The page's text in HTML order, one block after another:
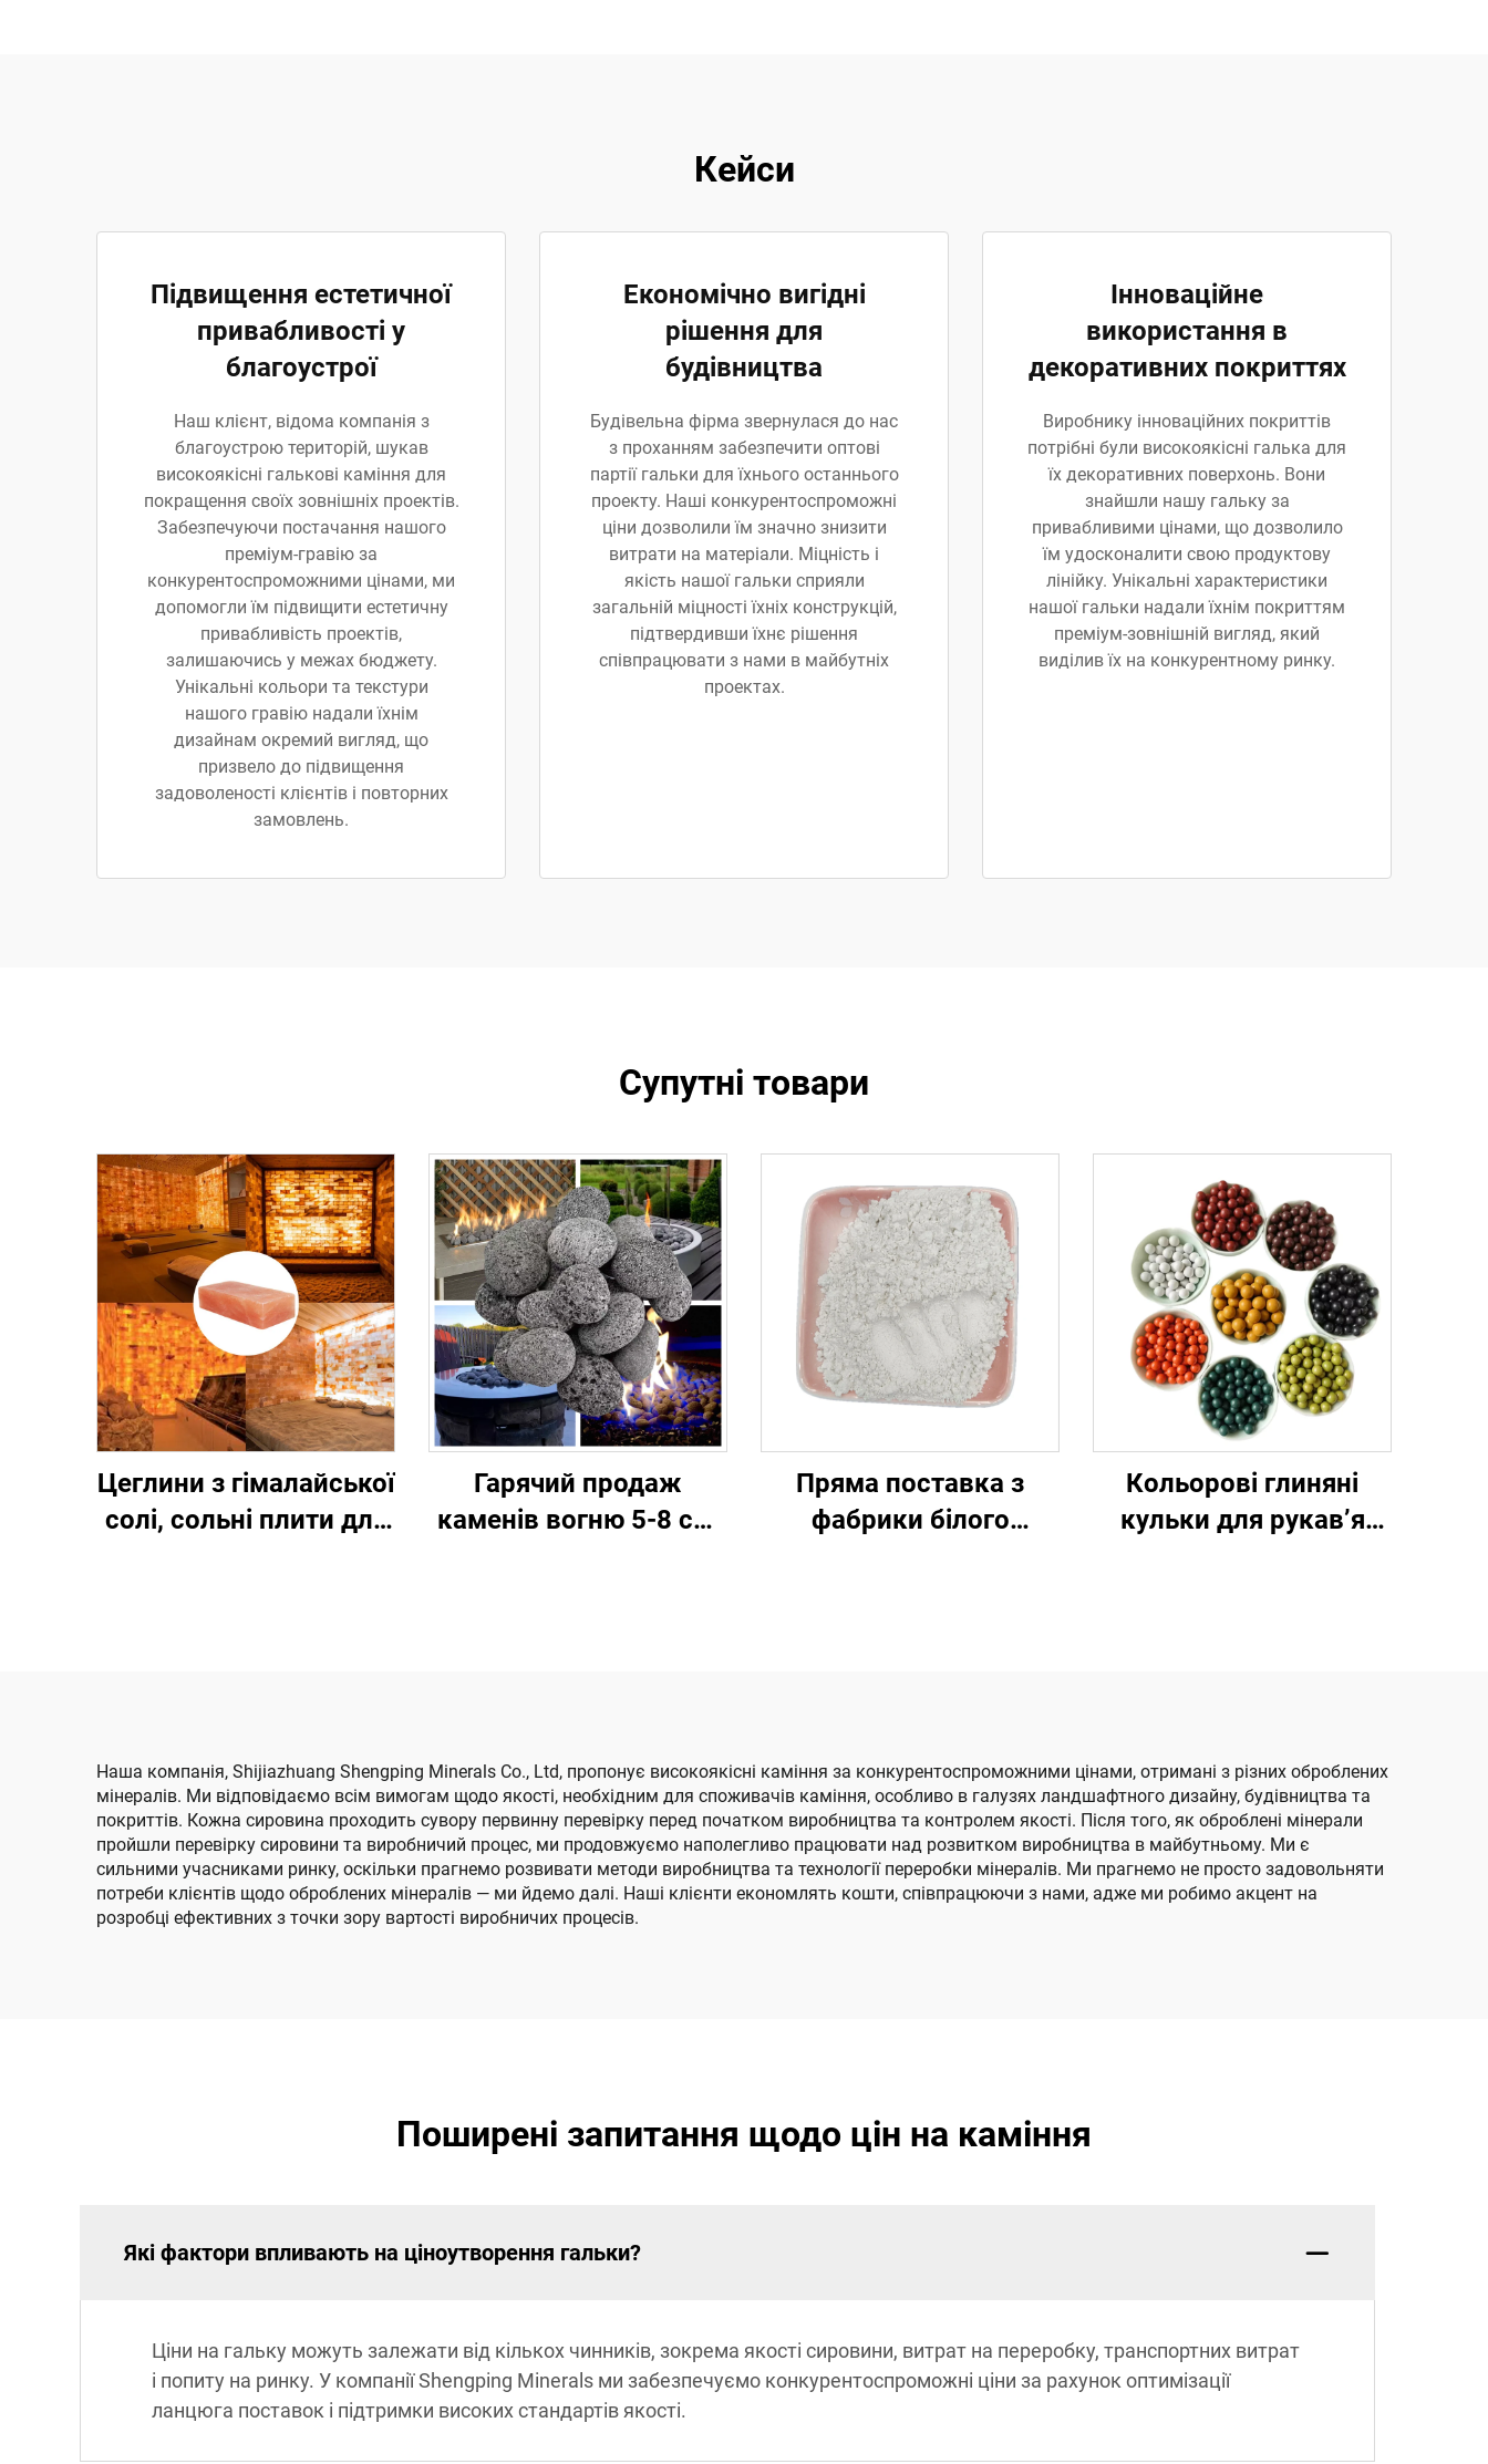
Кейси
Підвищення естетичної
привабливості у
благоустрої
Наш клієнт, відома компанія з
благоустрою територій, шукав
високоякісні галькові каміння для
покращення своїх зовнішніх проектів.
Забезпечуючи постачання нашого
преміум-гравію за
конкурентоспроможними цінами, ми
допомогли їм підвищити естетичну
привабливість проектів,
залишаючись у межах бюджету.
Унікальні кольори та текстури
нашого гравію надали їхнім
дизайнам окремий вигляд, що
призвело до підвищення
задоволеності клієнтів і повторних
замовлень.
Економічно вигідні
рішення для
будівництва
Будівельна фірма звернулася до нас
з проханням забезпечити оптові
партії гальки для їхнього останнього
проекту. Наші конкурентоспроможні
ціни дозволили їм значно знизити
витрати на матеріали. Міцність і
якість нашої гальки сприяли
загальній міцності їхніх конструкцій,
підтвердивши їхнє рішення
співпрацювати з нами в майбутніх
проектах.
Інноваційне
використання в
декоративних покриттях
Виробнику інноваційних покриттів
потрібні були високоякісні галька для
їх декоративних поверхонь. Вони
знайшли нашу гальку за
привабливими цінами, що дозволило
їм удосконалити свою продуктову
лінійку. Унікальні характеристики
нашої гальки надали їхнім покриттям
преміум-зовнішній вигляд, який
виділив їх на конкурентному ринку.
Супутні товари
Цеглини з гімалайської
солі, сольні плити для
Гарячий продаж
каменів вогню 5-8 см,
дизайну
Пряма поставка з
фабрики білого
Кольорові глиняні
кульки для рукав’я
Наша компанія, Shijiazhuang Shengping Minerals Co., Ltd, пропонує високоякісні каміння за конкурентоспроможними цінами, отримані з різних оброблених
мінералів. Ми відповідаємо всім вимогам щодо якості, необхідним для споживачів каміння, особливо в галузях ландшафтного дизайну, будівництва та
покриттів. Кожна сировина проходить сувору первинну перевірку перед початком виробництва та контролем якості. Після того, як оброблені мінерали
пройшли перевірку сировини та виробничий процес, ми продовжуємо наполегливо працювати над розвитком виробництва в майбутньому. Ми є
сильними учасниками ринку, оскільки прагнемо розвивати методи виробництва та технології переробки мінералів. Ми прагнемо не просто задовольняти
потреби клієнтів щодо оброблених мінералів — ми йдемо далі. Наші клієнти економлять кошти, співпрацюючи з нами, адже ми робимо акцент на
розробці ефективних з точки зору вартості виробничих процесів.
Поширені запитання щодо цін на каміння
Які фактори впливають на ціноутворення гальки?
Ціни на гальку можуть залежати від кількох чинників, зокрема якості сировини, витрат на переробку, транспортних витрат
і попиту на ринку. У компанії Shengping Minerals ми забезпечуємо конкурентоспроможні ціни за рахунок оптимізації
ланцюга поставок і підтримки високих стандартів якості.